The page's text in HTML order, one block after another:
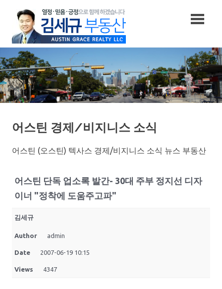
content
어스틴 경제/비지니스 소식
어스틴 (오스틴) 텍사스 경제/비지니스 소식 뉴스 부동산
어스틴 단독 업소록 발간- 30대 주부 정지선 디자
이너 "정착에 도움주고파"
김세규
Author admin
Date 2007-06-19 10:15
Views 4347